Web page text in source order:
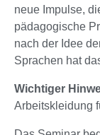
neue Impulse,
pädagogische
nach der Idee
Sprachen hat
Wichtiger
Arbeitskleidung